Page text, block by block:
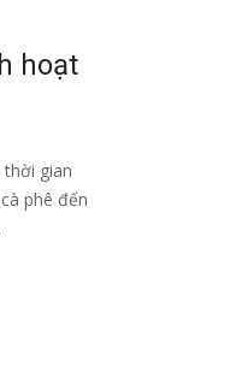
hoạt
thời gian
phê đến